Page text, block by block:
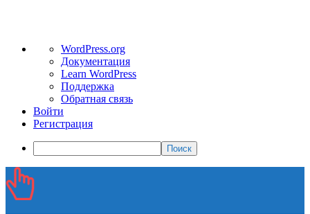
WordPress
WordPress.org
Документация
Learn WordPress
Поддержка
Обратная связь
Войти
Регистрация
Поиск